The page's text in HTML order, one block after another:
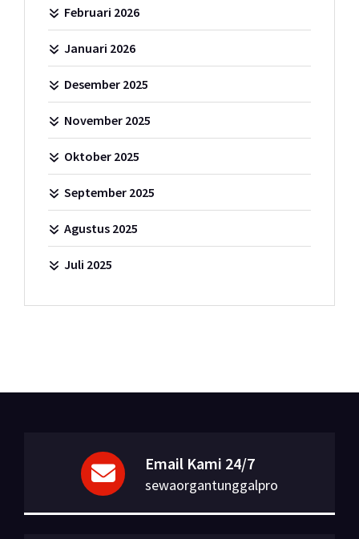
Februari 2026
Januari 2026
Desember 2025
November 2025
Oktober 2025
September 2025
Agustus 2025
Juli 2025
Email Kami 24/7
sewaorgantunggalpro